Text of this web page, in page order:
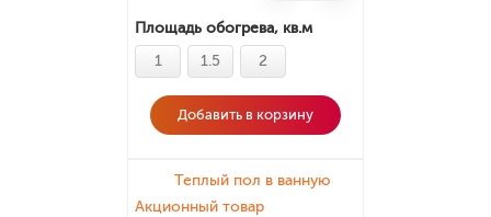
Площадь обогрева, кв.м
1
1.5 2
Добавить в корзину
Теплый пол в ванную
Акционный товар